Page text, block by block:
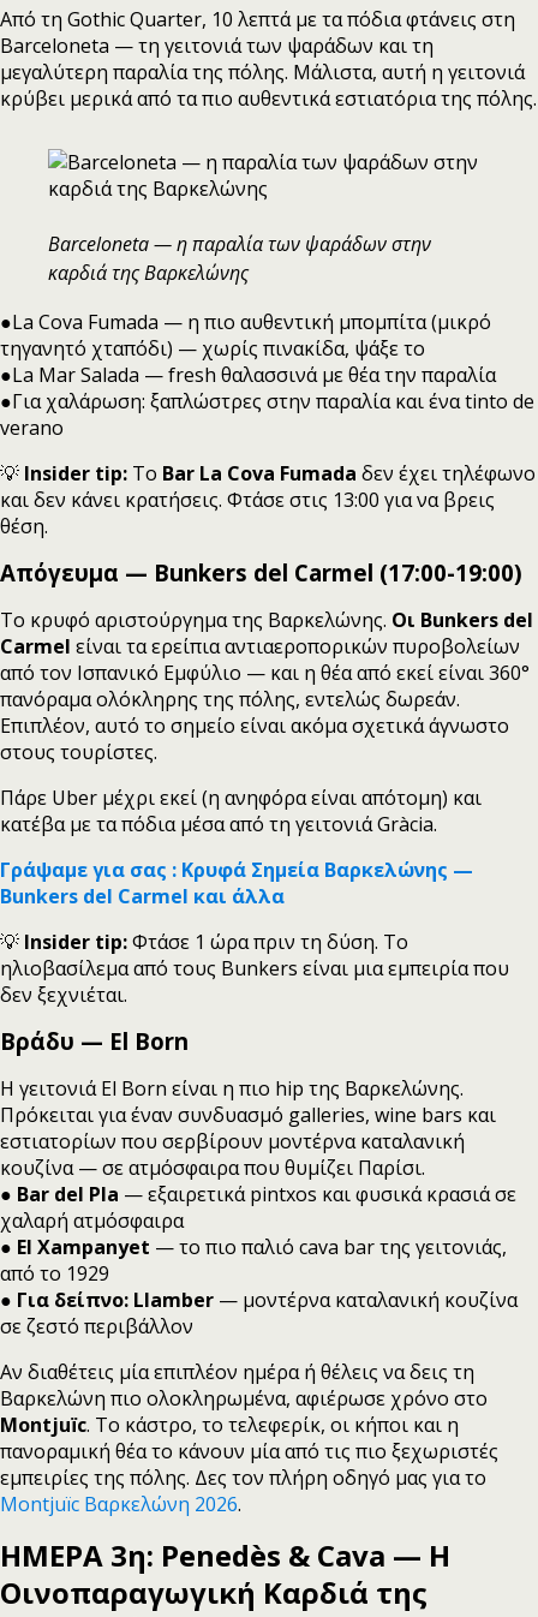
Από τη Gothic Quarter, 10 λεπτά με τα πόδια φτάνεις στη
Barceloneta — τη γειτονιά των ψαράδων και τη
μεγαλύτερη παραλία της πόλης. Μάλιστα, αυτή η γειτονιά
κρύβει μερικά από τα πιο αυθεντικά εστιατόρια της πόλης.
Barceloneta — η παραλία των ψαράδων στην
καρδιά της Βαρκελώνης
●La Cova Fumada — η πιο αυθεντική μπομπίτα (μικρό
τηγανητό χταπόδι) — χωρίς πινακίδα, ψάξε το
●La Mar Salada — fresh θαλασσινά με θέα την παραλία
●Για χαλάρωση: ξαπλώστρες στην παραλία και ένα tinto de
verano
💡 Insider tip: Το Bar La Cova Fumada δεν έχει τηλέφωνο
και δεν κάνει κρατήσεις. Φτάσε στις 13:00 για να βρεις
θέση.
Απόγευμα — Bunkers del Carmel (17:00-19:00)
Το κρυφό αριστούργημα της Βαρκελώνης. Οι Bunkers del
Carmel είναι τα ερείπια αντιαεροπορικών πυροβολείων
από τον Ισπανικό Εμφύλιο — και η θέα από εκεί είναι 360°
πανόραμα ολόκληρης της πόλης, εντελώς δωρεάν.
Επιπλέον, αυτό το σημείο είναι ακόμα σχετικά άγνωστο
στους τουρίστες.
Πάρε Uber μέχρι εκεί (η ανηφόρα είναι απότομη) και
κατέβα με τα πόδια μέσα από τη γειτονιά Gràcia.
Γράψαμε για σας : Κρυφά Σημεία Βαρκελώνης —
Bunkers del Carmel και άλλα
💡 Insider tip:Φτάσε 1 ώρα πριν τη δύση. Το
ηλιοβασίλεμα από τους Bunkers είναι μια εμπειρία που
δεν ξεχνιέται.
Βράδυ — El Born
Η γειτονιά El Born είναι η πιο hip της Βαρκελώνης.
Πρόκειται για έναν συνδυασμό galleries, wine bars και
εστιατορίων που σερβίρουν μοντέρνα καταλανική
κουζίνα — σε ατμόσφαιρα που θυμίζει Παρίσι.
● Bar del Pla — εξαιρετικά pintxos και φυσικά κρασιά σε
χαλαρή ατμόσφαιρα
● El Xampanyet — το πιο παλιό cava bar της γειτονιάς,
από το 1929
● Για δείπνο: Llamber — μοντέρνα καταλανική κουζίνα
σε ζεστό περιβάλλον
Αν διαθέτεις μία επιπλέον ημέρα ή θέλεις να δεις τη
Βαρκελώνη πιο ολοκληρωμένα, αφιέρωσε χρόνο στο
Montjuïc. Το κάστρο, το τελεφερίκ, οι κήποι και η
πανοραμική θέα το κάνουν μία από τις πιο ξεχωριστές
εμπειρίες της πόλης. Δες τον πλήρη οδηγό μας για το
Montjuïc Βαρκελώνη 2026.
ΗΜΕΡΑ 3η: Penedès & Cava — Η
Οινοπαραγωγική Καρδιά της